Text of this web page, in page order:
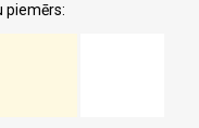
piemērs: